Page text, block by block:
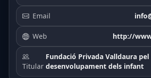
Email
Web http://
Titular
Fundació Privada Valldaura pel
desenvolupament dels infant